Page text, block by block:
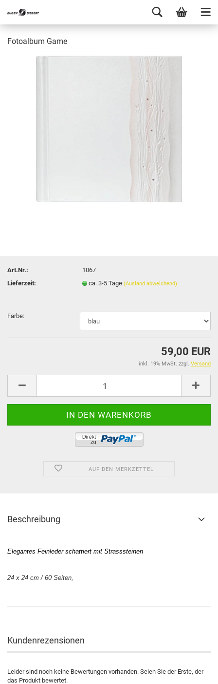
Fotoalbum Game
Art.Nr.:
1067
Lieferzeit:
ca. 3-5 Tage(Ausland abweichend)
Farbe:
59,00 EUR
inkl. 19% MwSt. zzgl. Versand
AUF DEN MERKZETTEL
Beschreibung
Elegantes Feinleder schattiert mit Strasssteinen
24 x 24 cm / 60 Seiten,
Kundenrezensionen
Leider sind noch keine Bewertungen vorhanden. Seien Sie der Erste, der
das Produkt bewertet.